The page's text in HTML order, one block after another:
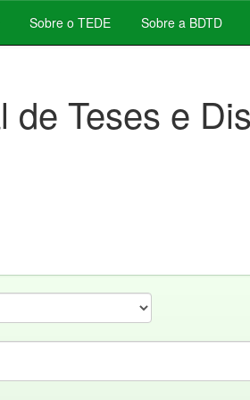
Sobre o TEDE Sobre a BDTD
de Teses e